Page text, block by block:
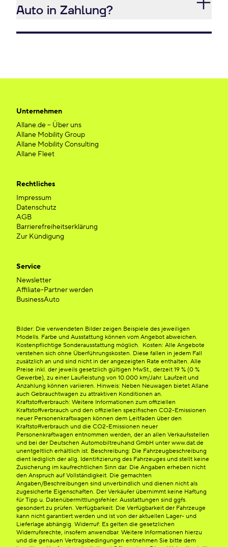
Auto in Zahlung?
Unternehmen
Allane.de – Über uns
Allane Mobility Group
Allane Mobility Consulting
Allane Fleet
Rechtliches
Impressum
Datenschutz
AGB
Barrierefreiheitserklärung
Zur Kündigung
Service
Newsletter
Affiliate-Partner werden
BusinessAuto
Bilder: Die verwendeten Bilder zeigen Beispiele des jeweiligen
Modells. Farbe und Ausstattung können vom Angebot abweichen.
Kostenpflichtige Sonderausstattung möglich. Kosten: Alle Angebote
verstehen sich ohne Überführungskosten. Diese fallen in jedem Fall
zusätzlich an und sind nicht in der angezeigten Rate enthalten. Alle
Preise inkl. der jeweils gesetzlich gültigen MwSt., derzeit 19 % (0 %
Gewerbe), zu einer Laufleistung von 10.000 km/Jahr. Laufzeit und
Anzahlung können variieren. Hinweis: Neben Neuwagen bietet Allane
auch Gebrauchtwagen zu attraktiven Konditionen an.
Kraftstoffverbrauch: Weitere Informationen zum offiziellen
Kraftstoffverbrauch und den offiziellen spezifischen CO2-Emissionen
neuer Personenkraftwagen können dem Leitfaden über den
Kraftstoffverbrauch und die CO2-Emissionen neuer
Personenkraftwagen entnommen werden, der an allen Verkaufsstellen
und bei der Deutschen Automobiltreuhand GmbH unter www.dat.de
unentgeltlich erhältlich ist. Beschreibung: Die Fahrzeugbeschreibung
dient lediglich der allg. Identifizierung des Fahrzeuges und stellt keine
Zusicherung im kaufrechtlichen Sinn dar. Die Angaben erheben nicht
den Anspruch auf Vollständigkeit. Die gemachten
Angaben/Beschreibungen sind unverbindlich und dienen nicht als
zugesicherte Eigenschaften. Der Verkäufer übernimmt keine Haftung
für Tipp u. Datenübermittlungsfehler. Ausstattungen sind ggfs.
gesondert zu prüfen. Verfügbarkeit: Die Verfügbarkeit der Fahrzeuge
kann nicht garantiert werden und ist von der aktuellen Lager- und
Lieferlage abhängig. Widerruf: Es gelten die gesetzlichen
Widerrufsrechte, insofern anwendbar. Weitere Informationen hierzu
und die genauen Vertragsbedingungen entnehmen Sie bitte dem